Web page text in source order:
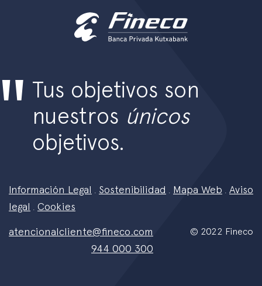
Tus objetivos son
nuestros únicos
objetivos.
Información Legal Sostenibilidad Mapa Web
Aviso
legal
Cookies
atencionalcliente@fineco.com
944 000 300
© 2022 Fineco